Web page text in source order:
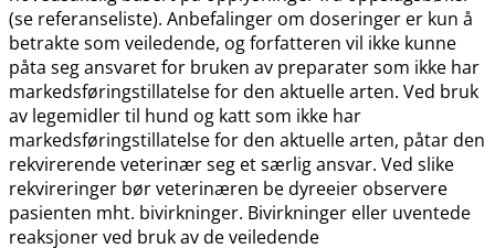
(se referanseliste). Anbefalinger om doseringer er kun å
betrakte som veiledende, og forfatteren vil ikke kunne
påta seg ansvaret for bruken av preparater som ikke har
markedsføringstillatelse for den aktuelle arten. Ved bruk
av legemidler til hund og katt som ikke har
markedsføringstillatelse for den aktuelle arten, påtar den
rekvirerende veterinær seg et særlig ansvar. Ved slike
rekvireringer bør veterinæren be dyreeier observere
pasienten mht. bivirkninger. Bivirkninger eller uventede
reaksjoner ved bruk av de veiledende